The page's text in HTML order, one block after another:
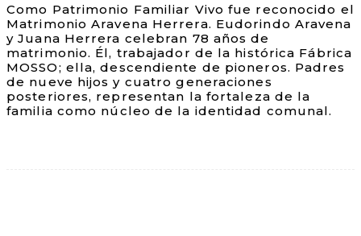
Como Patrimonio Familiar Vivo fue reconocido el
Matrimonio Aravena Herrera. Eudorindo Aravena
y Juana Herrera celebran 78 años de
matrimonio. Él, trabajador de la histórica Fábrica
MOSSO; ella, descendiente de pioneros. Padres
de nueve hijos y cuatro generaciones
posteriores, representan la fortaleza de la
familia como núcleo de la identidad comunal.